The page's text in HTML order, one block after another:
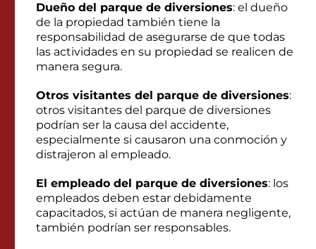
Dueño del parque de diversiones: el dueño
de la propiedad también tiene la
responsabilidad de asegurarse de que todas
las actividades en su propiedad se realicen de
manera segura.
Otros visitantes del parque de diversiones:
otros visitantes del parque de diversiones
podrían ser la causa del accidente,
especialmente si causaron una conmoción y
distrajeron al empleado.
El empleado del parque de diversiones: los
empleados deben estar debidamente
capacitados, si actúan de manera negligente,
también podrían ser responsables.